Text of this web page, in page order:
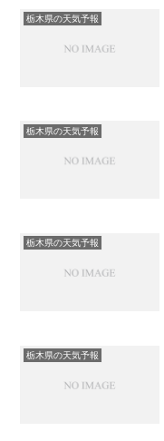
栃木県の天気予報
栃木県の天気予報
栃木県の天気予報
栃木県の天気予報